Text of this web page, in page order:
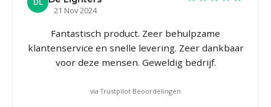
21 Nov 2024
Fantastisch product. Zeer behulpzame
klantenservice en snelle levering. Zeer dankbaar
voor deze mensen. Geweldig bedrijf.
via Trustpilot Beoordelingen